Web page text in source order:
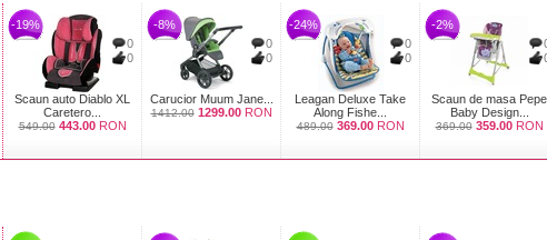
-19%
0
0
Scaun auto Diablo XL
Caretero...
549.00 443.00 RON
-8%
0
0
Carucior Muum Jane...
1412.00 1299.00 RON
-24%
0
0
Leagan Deluxe Take
Along Fishe...
489.00 369.00 RON
-2%
Scaun de masa Pepe
Baby Design...
369.00 359.00 RON